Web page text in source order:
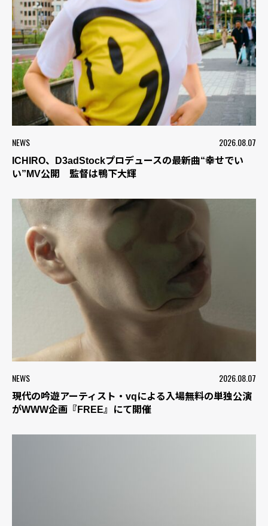
NEWS 2026.08.07
ICHIRO、D3adStockプロデュースの最新曲“幸せでい
い”MV公開 監督は鴨下大輝
NEWS 2026.08.07
現代の吟遊アーティスト・vqによる入場無料の単独公演
がWWW企画『FREE』にて開催